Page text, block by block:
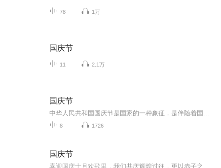
78 1万
国庆节
11 2.1万
国庆节
8 1726
国庆节